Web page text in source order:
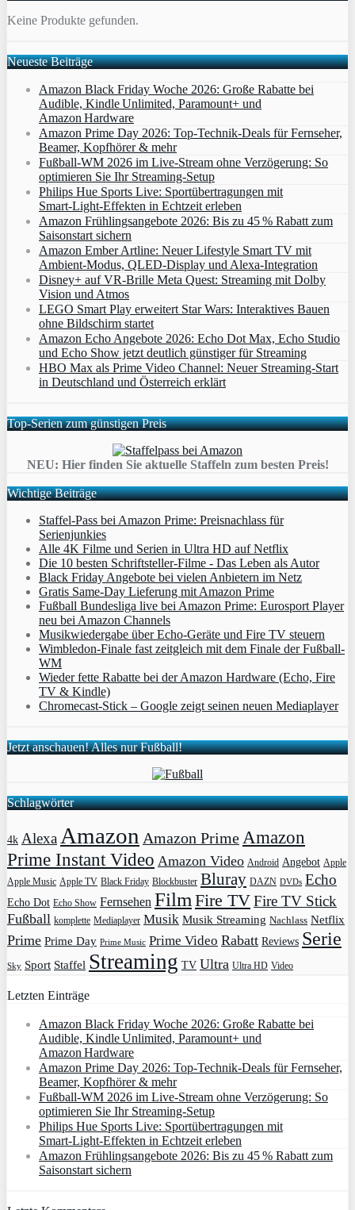
Keine Produkte gefunden.
Neueste Beiträge
Amazon Black Friday Woche 2026: Große Rabatte bei
Audible, Kindle Unlimited, Paramount+ und
Amazon Hardware
Amazon Prime Day 2026: Top-Technik-Deals für Fernseher,
Beamer, Kopfhörer & mehr
Fußball-WM 2026 im Live-Stream ohne Verzögerung: So
optimieren Sie Ihr Streaming-Setup
Philips Hue Sports Live: Sportübertragungen mit
Smart‑Light‑Effekten in Echtzeit erleben
Amazon Frühlingsangebote 2026: Bis zu 45 % Rabatt zum
Saisonstart sichern
Amazon Ember Artline: Neuer Lifestyle Smart TV mit
Ambient‑Modus, QLED‑Display und Alexa‑Integration
Disney+ auf VR-Brille Meta Quest: Streaming mit Dolby
Vision und Atmos
LEGO Smart Play erweitert Star Wars: Interaktives Bauen
ohne Bildschirm startet
Amazon Echo Angebote 2026: Echo Dot Max, Echo Studio
und Echo Show jetzt deutlich günstiger für Streaming
HBO Max als Prime Video Channel: Neuer Streaming‑Start
in Deutschland und Österreich erklärt
Top-Serien zum günstigen Preis
NEU: Hier finden Sie aktuelle Staffeln zum besten Preis!
Wichtige Beiträge
Staffel-Pass bei Amazon Prime: Preisnachlass für
Serienjunkies
Alle 4K Filme und Serien in Ultra HD auf Netflix
Die 10 besten Schriftsteller-Filme - Das Leben als Autor
Black Friday Angebote bei vielen Anbietern im Netz
Gratis Same-Day Lieferung mit Amazon Prime
Fußball Bundesliga live bei Amazon Prime: Eurosport Player
neu bei Amazon Channels
Musikwiedergabe über Echo-Geräte und Fire TV steuern
Wimbledon-Finale fast zeitgleich mit dem Finale der Fußball-
WM
Wieder fette Rabatte bei der Amazon Hardware (Echo, Fire
TV & Kindle)
Chromecast-Stick – Google zeigt seinen neuen Mediaplayer
Jetzt anschauen! Alles nur Fußball!
Schlagwörter
4k Alexa Amazon Amazon Prime Amazon
Prime Instant Video Amazon Video Android Angebot Apple
Apple Music Apple TV Black Friday Blockbuster Bluray DAZN DVDs Echo
Echo Dot Echo Show Fernsehen Film Fire TVFire TV Stick
Fußball komplette Mediaplayer Musik Musik Streaming Nachlass Netflix
Prime Prime Day Prime Music Prime Video Rabatt Reviews Serie
Sky Sport Staffel Streaming TV Ultra Ultra HD Video
Letzten Einträge
Amazon Black Friday Woche 2026: Große Rabatte bei
Audible, Kindle Unlimited, Paramount+ und
Amazon Hardware
Amazon Prime Day 2026: Top-Technik-Deals für Fernseher,
Beamer, Kopfhörer & mehr
Fußball-WM 2026 im Live-Stream ohne Verzögerung: So
optimieren Sie Ihr Streaming-Setup
Philips Hue Sports Live: Sportübertragungen mit
Smart‑Light‑Effekten in Echtzeit erleben
Amazon Frühlingsangebote 2026: Bis zu 45 % Rabatt zum
Saisonstart sichern